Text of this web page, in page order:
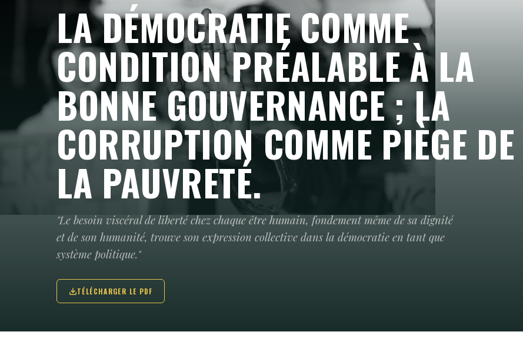
LA DÉMOCRATIE COMME
CONDITION PRÉALABLE À LA
BONNE GOUVERNANCE ; LA
CORRUPTION COMME PIÈGE DE
LA PAUVRETÉ.
"Le besoin viscéral de liberté chez chaque être humain, fondement même de sa dignité
et de son humanité, trouve son expression collective dans la démocratie en tant que
système politique."
TÉLÉCHARGER LE PDF